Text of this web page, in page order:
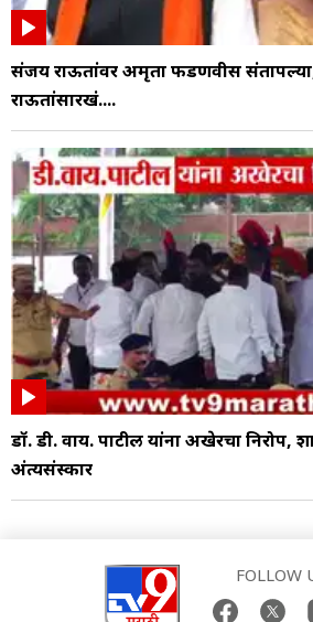
संजय राऊतांवर अमृता फडणवीस
राऊतांसारखं....
डॉ. डी. वाय. पाटील यांना अखेरचा निरोप,
अंत्यसंस्कार
FOLLOW